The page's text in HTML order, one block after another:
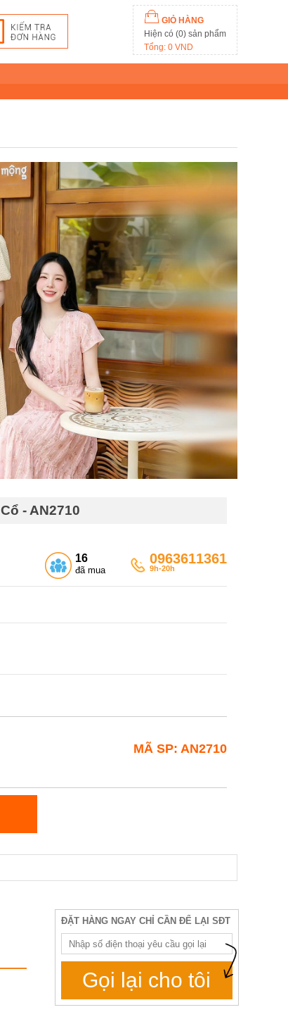
GIỎ HÀNG
Hiện có (0) sản phẩm
Tổng: 0 VND
- AN2710
16
đã mua
0963611361
9h-20h
MÃ SP: AN2710
ĐẶT HÀNG NGAY CHỈ CẦN ĐỂ LẠI SĐT
Gọi lại cho tôi